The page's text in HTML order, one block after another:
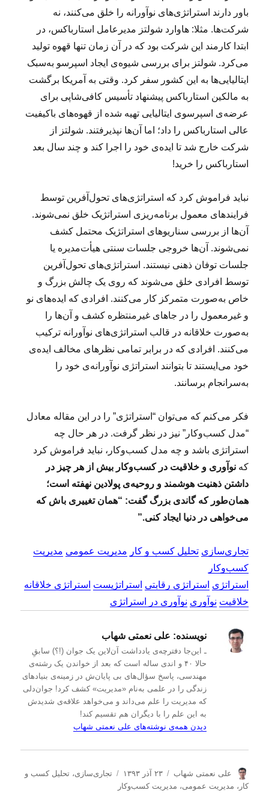
باور دارند استراتژی‌های نوآورانه را خلق می‌کنند، نه
شرکت‌ها. مثلا: هاوارد شولتز مدیرعامل استارباکس، در
ابتدا کارمند این شرکت بود که در آن زمان تنها قهوه تولید
می‌کرد. شولتز برای بررسی شیوه‌ی ایجاد اسپرسو به‌سبک
ایتالیایی‌ها به این کشور سفر کرد. وقتی به آمریکا برگشت
به مالکین استارباکس پیشنهاد تأسیس کافی‌شاپی برای
عرضه‌ی اسپرسوی ایتالیایی تهیه شده از قهوه‌های باکیفیت
عالی استارباکس را داد؛ اما آن‌ها نپذیرفتند. شولتز از
شرکت خارج شد تا ایده‌ی خود را اجرا کند و چند سال بعد
استارباکس را خرید!
نباید فراموش کرد که استراتژی‌های تحول‌آفرین توسط
فرایندهای معمول برنامه‌ریزی استراتژیک خلق نمی‌شوند.
آن‌ها از بررسی سناریوهای استراتژیک محتمل کشف
نمی‌شوند. آن‌ها خروجی جلسات سنتی هیأت‌مدیره‌ یا
جلسات توفان ذهنی نیستند. استراتژی‌های تحول‌آفرین
توسط افرادی خلق می‌شوند که روی یک چالش بزرگ و
خاص به‌صورت متمرکز کار می‌کنند. افرادی که ایده‌های نو
و غیرمعمول را در جاهای غیرمنتظره کشف و آن‌ها را
به‌صورت خلاقانه در قالب استراتژی‌های نوآورانه ترکیب
می‌کنند. افرادی که در برابر تمامی نظرهای مخالف ایده‌ی
خود می‌ایستند تا بتوانند استراتژی نوآورانه‌ی خود را
به‌سرانجام برسانند.
فکر می‌کنم که می‌توان “استراتژی” را در این مقاله معادل
“مدل کسب‌وکار” نیز در نظر گرفت. در هر حال چه
استراتژی باشد و چه مدل کسب‌وکار، نباید فراموش کرد
کهنوآوری و خلاقیت در کسب‌وکار بیش از هر چیز در
داشتن ذهنیت هوشمند و روحیه‌ی پولادین نهفته است؛
همان‌طور که گاندی بزرگ گفت: “همان تغییری باش که
می‌خواهی در دنیا ایجاد کنی.”
تجاری‌سازی تحلیل کسب و کار مدیریت عمومی مدیریت
کسب‌و‌کار
استراتژی استراتژی رقابتی استراتژیست استراتژی خلاقانه
خلاقیت نوآوری نوآوری در استراتژی
نویسنده: علی نعمتی شهاب
ـ این‌جا دفترچه‌ی یادداشت‌ آن‌لاین یک جوان (!؟) سابقِ
حالا ۴۰ و اندی ساله است که بعد از خواندن یک رشته‌ی
مهندسی، پاسخ سؤال‌های بی پایان‌ش در زمینه‌ی بنیادهای
زندگی را در علمی به‌نام «مدیریت» کشف کرد! جوان‌دلی
که مدیریت را علم می‌داند و می‌خواهد علاقه‌ی شدیدش
به این علم را با دیگران هم تقسیم کند!
دیدن همه‌ی نوشته‌های علی نعمتی شهاب
ن
و
علی نعمتی شهاب
ا
ر
۲۳ آذر ۱۳۹۳
د
تجاری‌سازی،تحلیل كسب و
كار ، مدیریت عمومی، مدیریت كسب‌و‌كار